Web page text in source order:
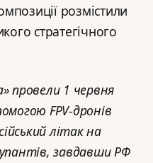
розмістили
стратегічного
провели 1 червня
FPV-дронів
літак на
завдавши РФ